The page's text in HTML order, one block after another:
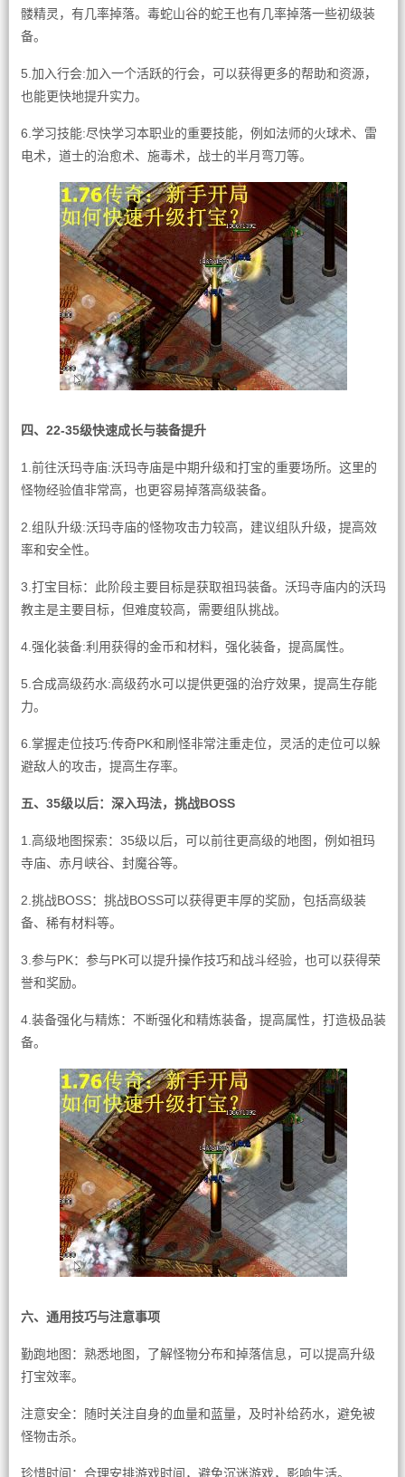
髅精灵，有几率掉落。毒蛇山谷的蛇王也有几率掉落一些初级装
备。
5.加入行会:加入一个活跃的行会，可以获得更多的帮助和资源，
也能更快地提升实力。
6.学习技能:尽快学习本职业的重要技能，例如法师的火球术、雷
电术，道士的治愈术、施毒术，战士的半月弯刀等。
四、22-35级快速成长与装备提升
1.前往沃玛寺庙:沃玛寺庙是中期升级和打宝的重要场所。这里的
怪物经验值非常高，也更容易掉落高级装备。
2.组队升级:沃玛寺庙的怪物攻击力较高，建议组队升级，提高效
率和安全性。
3.打宝目标：此阶段主要目标是获取祖玛装备。沃玛寺庙内的沃玛
教主是主要目标，但难度较高，需要组队挑战。
4.强化装备:利用获得的金币和材料，强化装备，提高属性。
5.合成高级药水:高级药水可以提供更强的治疗效果，提高生存能
力。
6.掌握走位技巧:传奇PK和刷怪非常注重走位，灵活的走位可以躲
避敌人的攻击，提高生存率。
五、35级以后：深入玛法，挑战BOSS
1.高级地图探索：35级以后，可以前往更高级的地图，例如祖玛
寺庙、赤月峡谷、封魔谷等。
2.挑战BOSS：挑战BOSS可以获得更丰厚的奖励，包括高级装
备、稀有材料等。
3.参与PK：参与PK可以提升操作技巧和战斗经验，也可以获得荣
誉和奖励。
4.装备强化与精炼：不断强化和精炼装备，提高属性，打造极品装
备。
六、通用技巧与注意事项
勤跑地图：熟悉地图，了解怪物分布和掉落信息，可以提高升级
打宝效率。
注意安全：随时关注自身的血量和蓝量，及时补给药水，避免被
怪物击杀。
珍惜时间：合理安排游戏时间，避免沉迷游戏，影响生活。